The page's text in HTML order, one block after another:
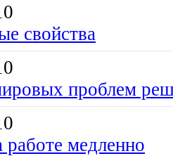
свойства
проблем
работе медленно